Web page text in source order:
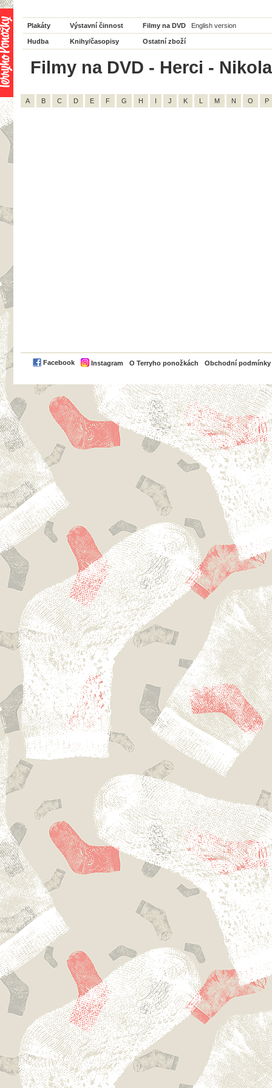
Plakáty Výstavní činnost Filmy na DVD English version
Hudba Knihy/časopisy Ostatní zboží
Filmy na DVD - Herci -
A B C D E F G H I J K L M N O P
Facebook Instagram O Terryho ponožkách Obchodní podmínky
PayPal